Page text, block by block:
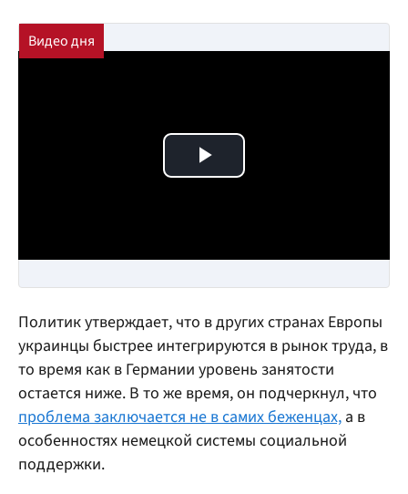
Play Video
Политик утверждает, что в других странах Европы
украинцы быстрее интегрируются в рынок труда, в
то время как в Германии уровень занятости
остается ниже. В то же время, он подчеркнул, что
проблема заключается не в самих беженцах, а в
особенностях немецкой системы социальной
поддержки.